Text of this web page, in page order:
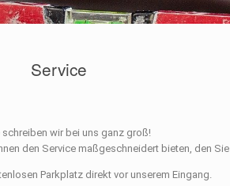
Service
schreiben wir bei uns ganz groß!
den Service maßgeschneidert bieten, den
Parkplatz direkt vor unserem Eingang.